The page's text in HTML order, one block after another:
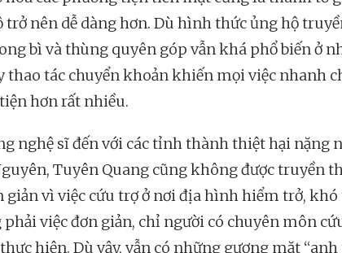
trở nên dễ dàng hơn. Dù hình thức ủng hộ
bì và thùng quyên góp vẫn khá phổ biến ở
thao tác chuyển khoản khiến mọi việc nhanh
hơn rất nhiều.
nghệ sĩ đến với các tỉnh thành thiệt hại nặng
Tuyên Quang cũng không được truyền
giản vì việc cứu trợ ở nơi địa hình hiểm trở, khó
việc đơn giản, chỉ người có chuyên môn
hiện. Dù vậy, vẫn có những gương mặt